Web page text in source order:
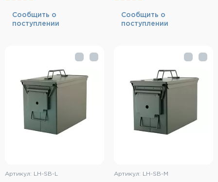
Cообщить о
поступлении
Cообщить о
поступлении
Артикул: LH-SB-L Артикул: LH-SB-M